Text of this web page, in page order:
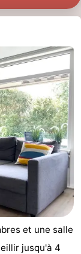
et une salle
jusqu'à 4